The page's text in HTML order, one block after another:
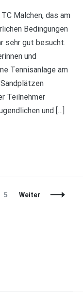
Malchen, das am
Bedingungen
sehr gut besucht.
und
Tennisanlage am
Teilnehmer
und […]
Seite
5 Weiter